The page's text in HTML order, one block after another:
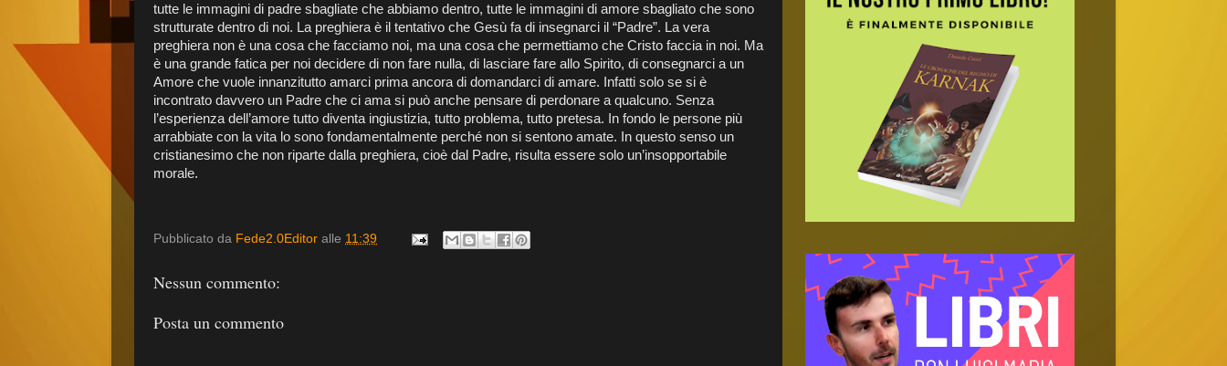
tutte le immagini di padre sbagliate che abbiamo dentro, tutte le immagini di amore sbagliato che sono
strutturate dentro di noi. La preghiera è il tentativo che Gesù fa di insegnarci il “Padre”. La vera
preghiera non è una cosa che facciamo noi, ma una cosa che permettiamo che Cristo faccia in noi. Ma
è una grande fatica per noi decidere di non fare nulla, di lasciare fare allo Spirito, di consegnarci a un
Amore che vuole innanzitutto amarci prima ancora di domandarci di amare. Infatti solo se si è
incontrato davvero un Padre che ci ama si può anche pensare di perdonare a qualcuno. Senza
l’esperienza dell’amore tutto diventa ingiustizia, tutto problema, tutto pretesa. In fondo le persone più
arrabbiate con la vita lo sono fondamentalmente perché non si sentono amate. In questo senso un
cristianesimo che non riparte dalla preghiera, cioè dal Padre, risulta essere solo un’insopportabile
morale.
Pubblicato da Fede2.0Editor alle 11:39
Nessun commento:
Posta un commento